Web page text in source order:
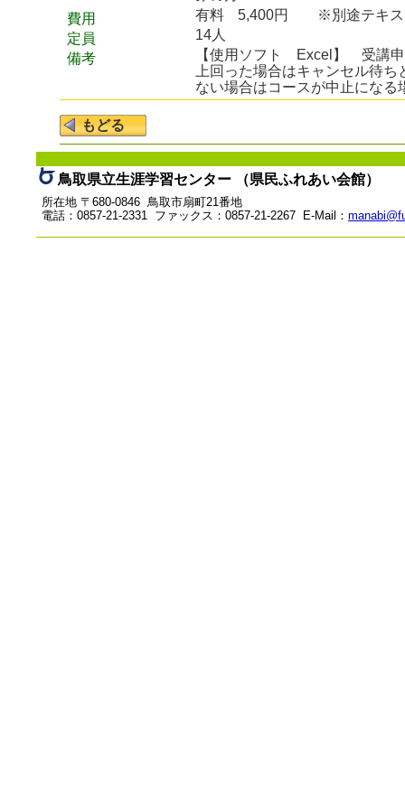
費用
有料
5,400円 ※別途テキス
定員
14人
備考
【使用ソフト Excel】 受講申
上回った場合はキャンセル待
ない場合はコースが中止になる
鳥取県立生涯学習センター （県民ふれあい会館）
所在地 〒680-0846 鳥取市扇町21番地
電話：0857-21-2331 ファックス：0857-21-2267 E-Mail：